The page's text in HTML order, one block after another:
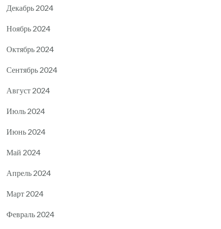
Декабрь 2024
Ноябрь 2024
Октябрь 2024
Сентябрь 2024
Август 2024
Июль 2024
Июнь 2024
Май 2024
Апрель 2024
Март 2024
Февраль 2024